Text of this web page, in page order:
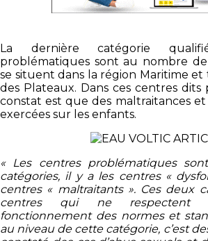
La dernière catégorie
problématiques sont au nombre
se situent dans la région Maritime et
des Plateaux. Dans ces centres dits
constat est que des maltraitances et
exercées sur les enfants.
« Les centres problématiques
catégories, il y a les centres «
centres « maltraitants ». Ces deux
centres qui ne respectent
fonctionnement des normes et
au niveau de cette catégorie, c’est